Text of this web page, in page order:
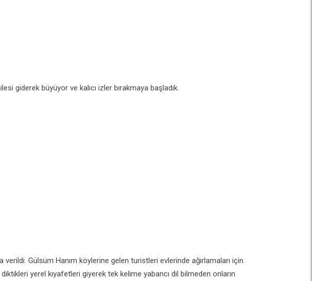
giderek büyüyor ve kalıcı izler bırakmaya başladık.
Gülsüm Hanım köylerine gelen turistleri evlerinde ağırlamaları için
yerel kıyafetleri giyerek tek kelime yabancı dil bilmeden onların